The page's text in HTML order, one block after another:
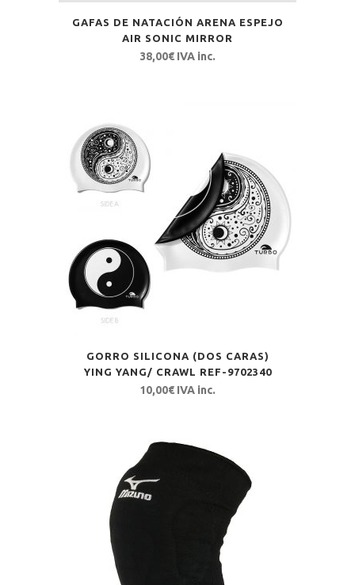
GAFAS DE NATACIÓN ARENA ESPEJO
AIR SONIC MIRROR
38,00€ IVA inc.
GORRO SILICONA (DOS CARAS)
YING YANG/ CRAWL REF-9702340
10,00€ IVA inc.